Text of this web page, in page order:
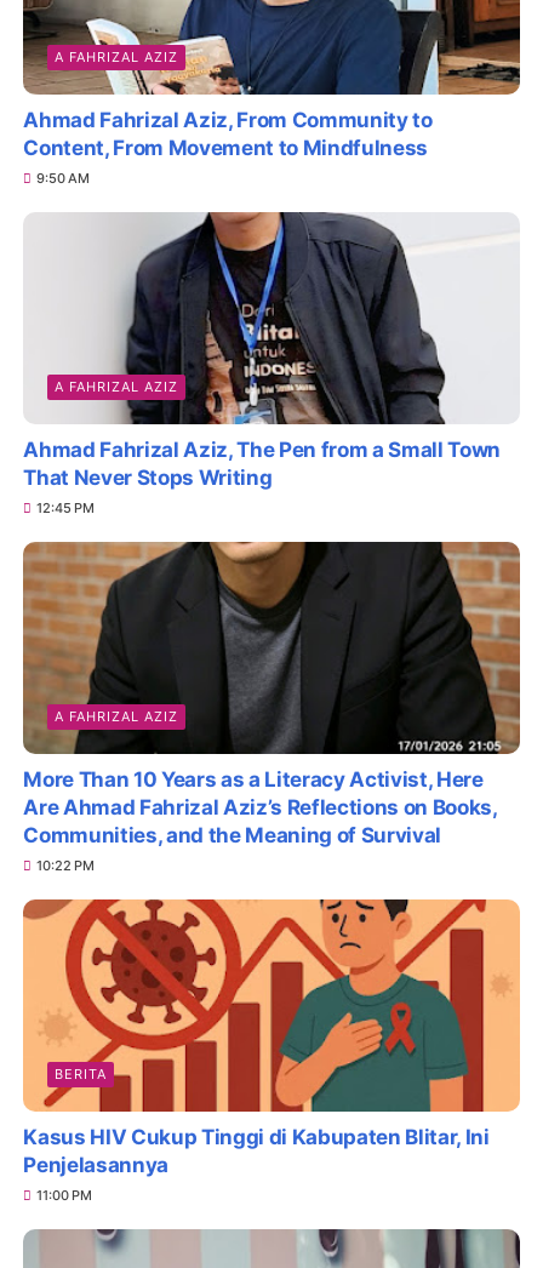
A FAHRIZAL AZIZ
Ahmad Fahrizal Aziz, From Community to
Content, From Movement to Mindfulness
9:50 AM
A FAHRIZAL AZIZ
Ahmad Fahrizal Aziz, The Pen from a Small Town
That Never Stops Writing
12:45 PM
A FAHRIZAL AZIZ
More Than 10 Years as a Literacy Activist, Here
Are Ahmad Fahrizal Aziz’s Reflections on Books,
Communities, and the Meaning of Survival
10:22 PM
BERITA
Kasus HIV Cukup Tinggi di Kabupaten Blitar, Ini
Penjelasannya
11:00 PM